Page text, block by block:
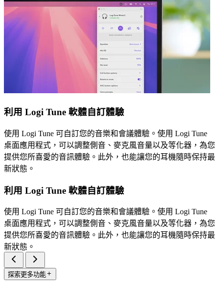
利用 Logi Tune 軟體自訂體驗
使用 Logi Tune 可自訂您的音樂和會議體驗。使用 Logi Tune
桌面應用程式，可以調整側音、麥克風音量以及等化器，為您
提供您所喜愛的音訊體驗。此外，也能讓您的耳機隨時保持最
新狀態。
利用 Logi Tune 軟體自訂體驗
使用 Logi Tune 可自訂您的音樂和會議體驗。使用 Logi Tune
桌面應用程式，可以調整側音、麥克風音量以及等化器，為您
提供您所喜愛的音訊體驗。此外，也能讓您的耳機隨時保持最
新狀態。
探索更多功能